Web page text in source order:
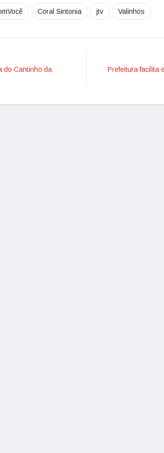
Coral Sintonia jtv Valinhos
do Cantinho da
Prefeitura facilita